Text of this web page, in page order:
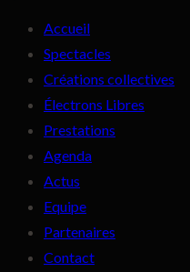
Accueil
Spectacles
Créations collectives
Électrons Libres
Prestations
Agenda
Actus
Equipe
Partenaires
Contact